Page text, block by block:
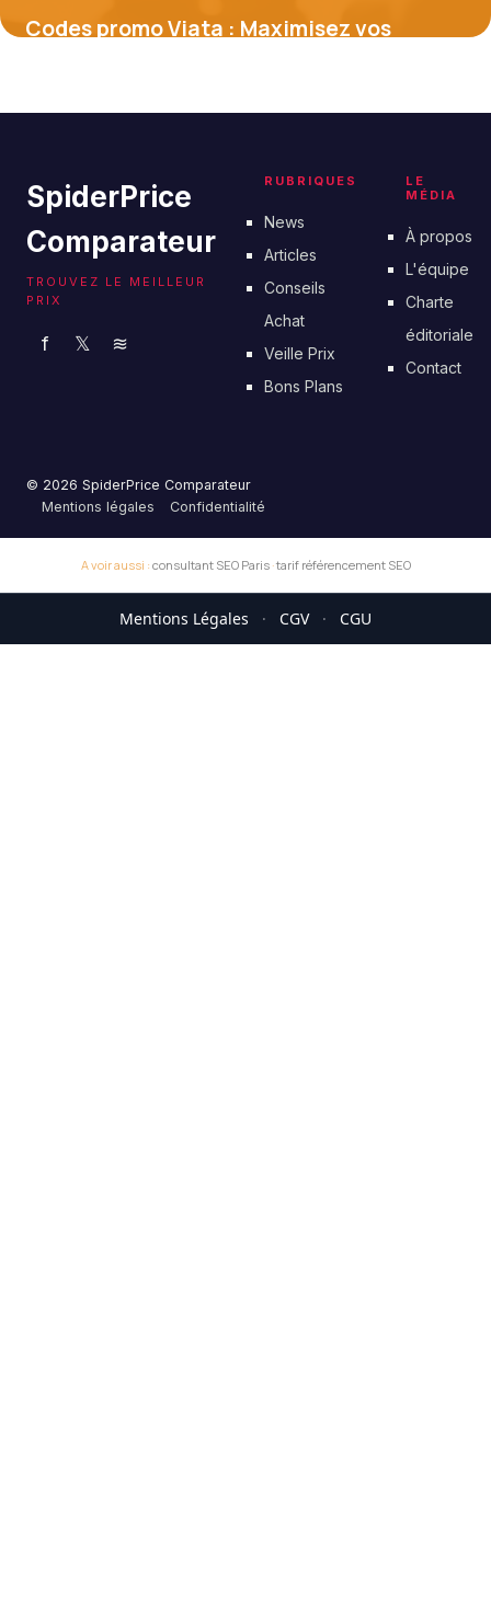
Codes promo Viata : Maximisez vos
SpiderPrice
Comparateur
TROUVEZ LE MEILLEUR
PRIX
f 𝕏 ≋
RUBRIQUES
News
Articles
Conseils
Achat
Veille Prix
Bons Plans
LE
MÉDIA
À propos
L'équipe
Charte
éditoriale
Contact
© 2026 SpiderPrice Comparateur
Mentions légales
Confidentialité
A voir aussi : consultant SEO Paris·tarif référencement SEO
Mentions Légales · CGV · CGU